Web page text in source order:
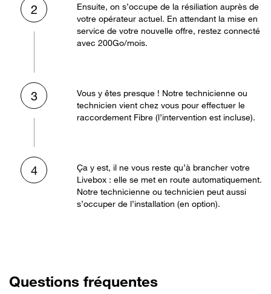
2
Ensuite, on s’occupe de la résiliation auprès de
votre opérateur actuel. En attendant la mise en
service de votre nouvelle offre, restez connecté
avec 200Go/mois.
3
Vous y êtes presque ! Notre technicienne ou
technicien vient chez vous pour effectuer le
raccordement Fibre (l’intervention est incluse).
4
Ça y est, il ne vous reste qu’à brancher votre
Livebox : elle se met en route automatiquement.
Notre technicienne ou technicien peut aussi
s’occuper de l’installation (en option).
Questions fréquentes